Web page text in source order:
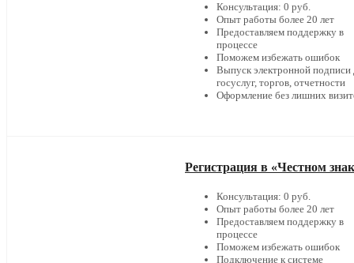
Консультация: 0 руб.
Опыт работы более 20 лет
Предоставляем поддержку в
процессе
Поможем избежать ошибок
Выпуск электронной подписи
госуслуг, торгов, отчетности
Оформление без лишних
Регистрация в «Честном
Консультация: 0 руб.
Опыт работы более 20 лет
Предоставляем поддержку в
процессе
Поможем избежать ошибок
Подключение к системе